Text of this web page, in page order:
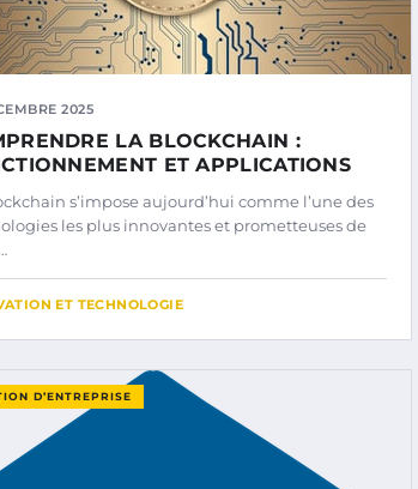
2025
LA BLOCKCHAIN :
ET APPLICATIONS
s’impose aujourd’hui comme l’une des
les plus innovantes et prometteuses de
ET TECHNOLOGIE
D’ENTREPRISE